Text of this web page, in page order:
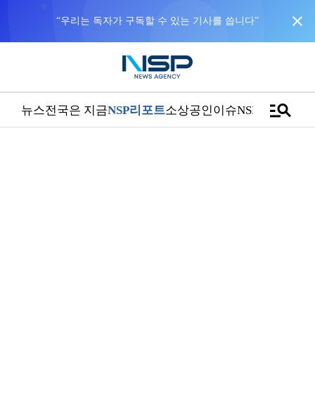
“우리는 독자가 구독할 수 있는 기사를 씁니다” close
뉴스전국은 지금NSP리포트소상공인이슈NSPTVmanage_search